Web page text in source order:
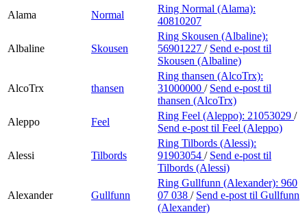
Alama
Normal
Ring Normal (Alama):
40810207
Albaline Skousen
Ring Skousen (Albaline):
56901227 / Send e-post til
Skousen (Albaline)
AlcoTrx thansen
Ring thansen (AlcoTrx):
31000000 / Send e-post til
thansen (AlcoTrx)
Aleppo
Feel
Ring Feel (Aleppo): 21053029 /
Send e-post til Feel (Aleppo)
Alessi Tilbords
Ring Tilbords (Alessi):
91903054 / Send e-post til
Tilbords (Alessi)
Alexander Gullfunn
Ring Gullfunn (Alexander): 960
07 038 / Send e-post til Gullfunn
(Alexander)